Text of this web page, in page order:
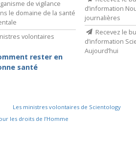
de vigilance
le domaine de la santé
volontaires
rester en
santé
d’information
journalières
Recevez le
d’information
Aujourd’hui
Les ministres volontaires de Scientology
les droits de l’Homme